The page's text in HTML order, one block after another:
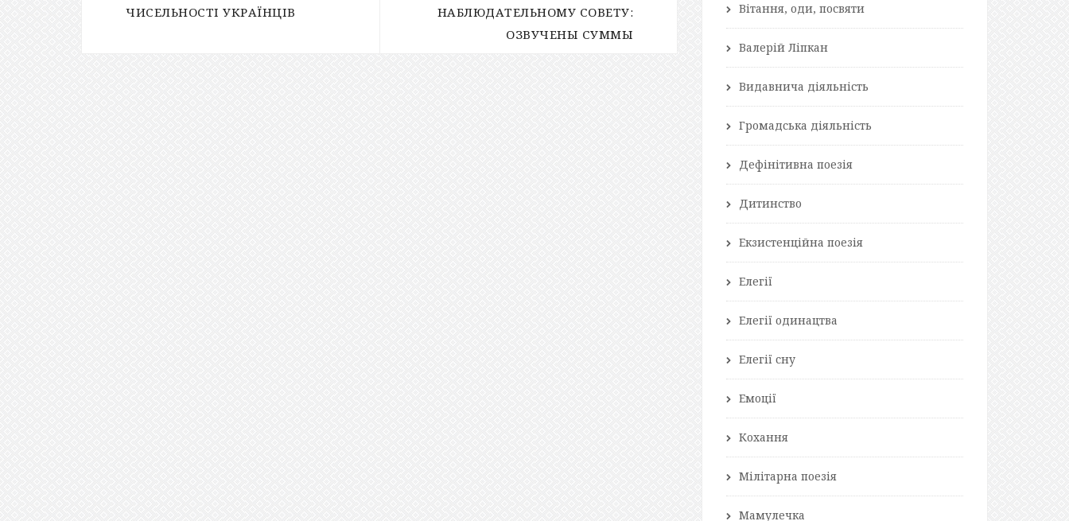
ЧИСЕЛЬНОСТІ УКРАЇНЦІВ
НАБЛЮДАТЕЛЬНОМУ СОВЕТУ:
ОЗВУЧЕНЫ СУММЫ
Вітання, оди, посвяти
Валерій Ліпкан
Видавнича діяльність
Громадська діяльність
Дефінітивна поезія
Дитинство
Екзистенційна поезія
Елегії
Елегії одинацтва
Елегії сну
Емоції
Кохання
Мілітарна поезія
Мамулечка